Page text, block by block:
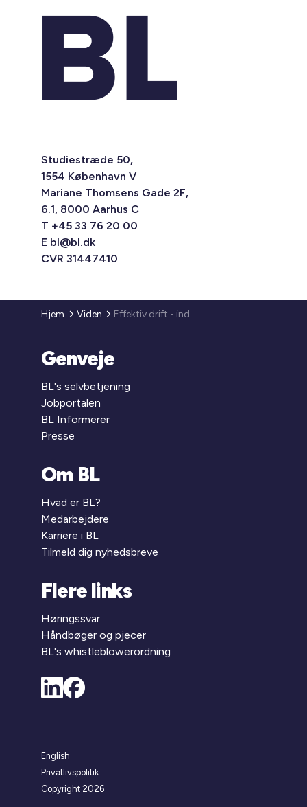
Studiestræde 50,
1554 København V
Mariane Thomsens Gade 2F,
6.1, 8000 Aarhus C
T +45 33 76 20 00
E bl@bl.dk
CVR 31447410
Hjem Viden Effektiv drift - indkøb
Genveje
BL's selvbetjening
Jobportalen
BL Informerer
Presse
Om BL
Hvad er BL?
Medarbejdere
Karriere i BL
Tilmeld dig nyhedsbreve
Flere links
Høringssvar
Håndbøger og pjecer
BL's whistleblowerordning
English
Privatlivspolitik
Copyright 2026